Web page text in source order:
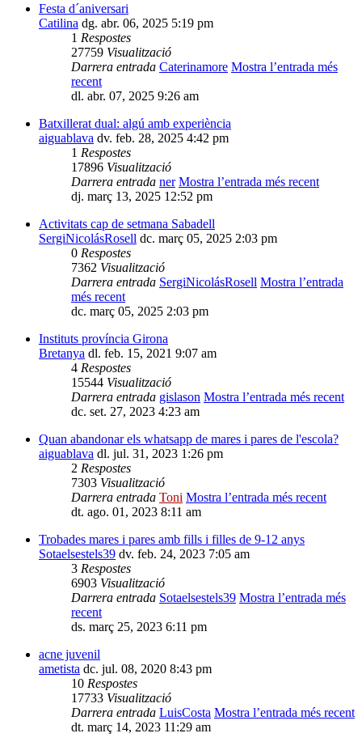
Festa d´aniversari
Catilina dg. abr. 06, 2025 5:19 pm
1 Respostes
27759 Visualització
Darrera entrada Caterinamore Mostra l’entrada més
recent
dl. abr. 07, 2025 9:26 am
Batxillerat dual: algú amb experiència
aiguablava dv. feb. 28, 2025 4:42 pm
1 Respostes
17896 Visualització
Darrera entrada ner Mostra l’entrada més recent
dj. març 13, 2025 12:52 pm
Activitats cap de setmana Sabadell
SergiNicolásRosell dc. març 05, 2025 2:03 pm
0 Respostes
7362 Visualització
Darrera entrada SergiNicolásRosell Mostra l’entrada
més recent
dc. març 05, 2025 2:03 pm
Instituts província Girona
Bretanya dl. feb. 15, 2021 9:07 am
4 Respostes
15544 Visualització
Darrera entrada gislason Mostra l’entrada més recent
dc. set. 27, 2023 4:23 am
Quan abandonar els whatsapp de mares i pares de l'escola?
aiguablava dl. jul. 31, 2023 1:26 pm
2 Respostes
7303 Visualització
Darrera entrada Toni Mostra l’entrada més recent
dt. ago. 01, 2023 8:11 am
Trobades mares i pares amb fills i filles de 9-12 anys
Sotaelsestels39 dv. feb. 24, 2023 7:05 am
3 Respostes
6903 Visualització
Darrera entrada Sotaelsestels39 Mostra l’entrada més
recent
ds. març 25, 2023 6:11 pm
acne juvenil
ametista dc. jul. 08, 2020 8:43 pm
10 Respostes
17733 Visualització
Darrera entrada LuisCosta Mostra l’entrada més recent
dt. març 14, 2023 11:29 am